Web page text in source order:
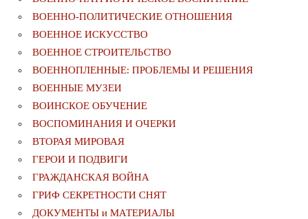
ВОЕННО-ПОЛИТИЧЕСКИE ОТНОШЕНИЯ
ВОЕННОЕ ИСКУССТВО
ВОЕННОЕ СТРОИТЕЛЬСТВО
ВОЕННОПЛЕННЫЕ: ПРОБЛЕМЫ И РЕШЕНИЯ
ВОЕННЫЕ МУЗЕИ
ВОИНСКОЕ ОБУЧЕНИЕ
ВОСПОМИНАНИЯ И ОЧЕРКИ
ВТОРАЯ МИРОВАЯ
ГЕРОИ И ПОДВИГИ
ГРАЖДАНСКАЯ ВОЙНА
ГРИФ СЕКРЕТНОСТИ СНЯТ
ДОКУМЕНТЫ и МАТЕРИАЛЫ